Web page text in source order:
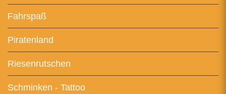
Fahrspaß
Piratenland
Riesenrutschen
Schminken - Tattoo